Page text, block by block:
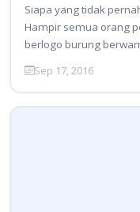
Siapa yang tidak
Hampir semua orang
berlogo burung
Sep 17, 2016